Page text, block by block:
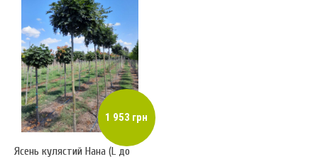
1 953 грн
Ясень кулястий Нана (L до